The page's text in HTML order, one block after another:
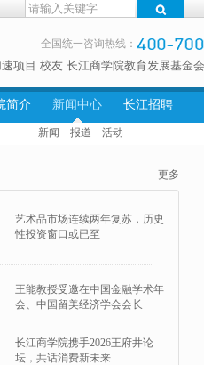
全国统一咨询热线：
项目 校友 长江商学院教育发展基金会
简介 新闻中心
新闻 报道 活动
长江招聘
更多
艺术品市场连续两年复苏，历史
性投资窗口或已至
王能教授受邀在中国金融学术年
会、中国留美经济学会会长
长江商学院携手2026王府井论
坛，共话消费新未来